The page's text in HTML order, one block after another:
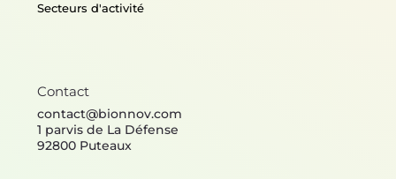
Secteurs d'activité
Contact
contact@bionnov.com
1 parvis de La Défense
92800 Puteaux